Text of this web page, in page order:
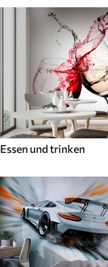
Essen und trinken